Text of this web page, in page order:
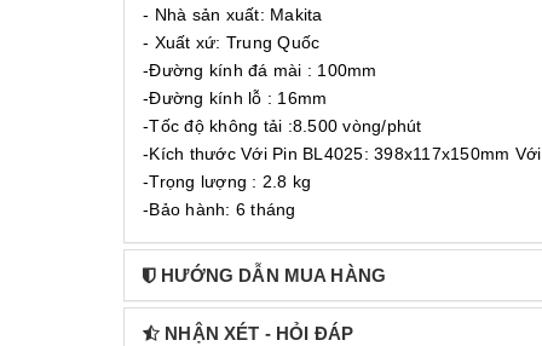
- Nhà sản xuất: Makita
- Xuất xứ: Trung Quốc
-Đường kính đá mài : 100mm
-Đường kính lỗ : 16mm
-Tốc độ không tải :8.500 vòng/phút
-Kích thước Với Pin BL4025: 398x117x150mm
-Trọng lượng : 2.8 kg
-Bảo hành: 6 tháng
HƯỚNG DẪN MUA HÀNG
NHẬN XÉT - HỎI ĐÁP